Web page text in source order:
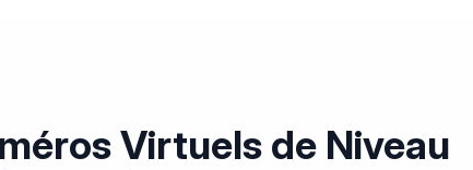
Virtuels de Niveau